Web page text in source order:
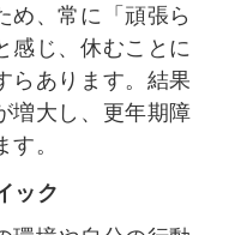
め、常に「頑張ら
感じ、休むことに
らあります。結果
増大し、更年期障
。
ック